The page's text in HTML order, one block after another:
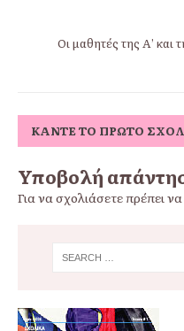
Οι μαθητές της Α’
ΚΆΝΤΕ ΤΟ ΠΡΏΤΟ
Υποβολή
Για να σχολιάσετε πρέπει να